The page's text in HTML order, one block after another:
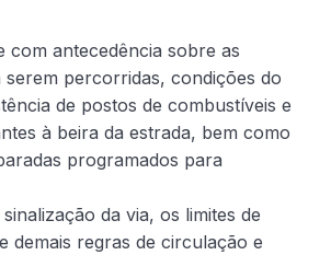
com antecedência sobre as
serem percorridas, condições do
de postos de combustíveis e
à beira da estrada, bem como
programados para
da via, os limites de
demais regras de circulação e